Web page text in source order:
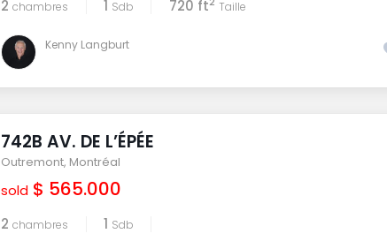
2 chambres 1 Sdb 720 ft Taille
Kenny Langburt
742B AV. DE L’ÉPÉE
Outremont, Montréal
sold $ 565.000
2 chambres 1 Sdb